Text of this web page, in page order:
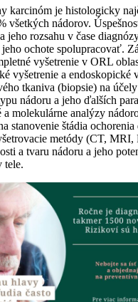
karcinóm je histologicky
všetkých nádorov.
jeho rozsahu v čase
jeho ochote spolupracovať.
vyšetrenie v ORL
vyšetrenie a endoskopické
tkaniva (biopsie) na
nádoru a jeho ďalších
a molekulárne analýzy
stanovenie štádia
metódy (CT,
a tvaru nádoru a jeho
tele.